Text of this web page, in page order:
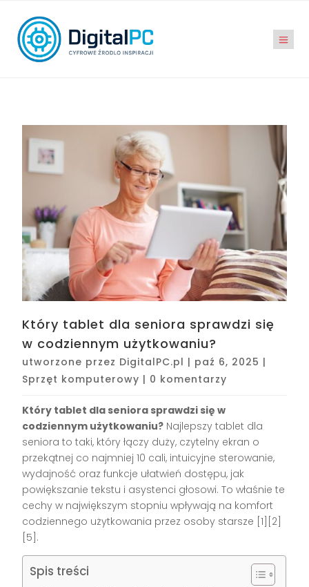
Który tablet dla seniora sprawdzi się
w codziennym użytkowaniu?
utworzone przez DigitalPC.pl | paź 6, 2025 |
Sprzęt komputerowy | 0 komentarzy
Który tablet dla seniora sprawdzi się w
codziennym użytkowaniu? Najlepszy tablet dla
seniora to taki, który łączy duży, czytelny ekran o
przekątnej co najmniej 10 cali, intuicyjne sterowanie,
wydajność oraz funkcje ułatwień dostępu, jak
powiększanie tekstu i asystenci głosowi. To właśnie te
cechy w największym stopniu wpływają na komfort
codziennego użytkowania przez osoby starsze [1][2]
[5] .
Spis treści